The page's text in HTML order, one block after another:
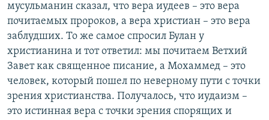
мусульманин сказал, что вера иудеев – это вера
почитаемых пророков, а вера христиан – это вера
заблудших. То же самое спросил Булан у
христианина и тот ответил: мы почитаем Ветхий
Завет как священное писание, а Мохаммед – это
человек, который пошел по неверному пути с точки
зрения христианства. Получалось, что иудаизм –
это истинная вера с точки зрения спорящих и